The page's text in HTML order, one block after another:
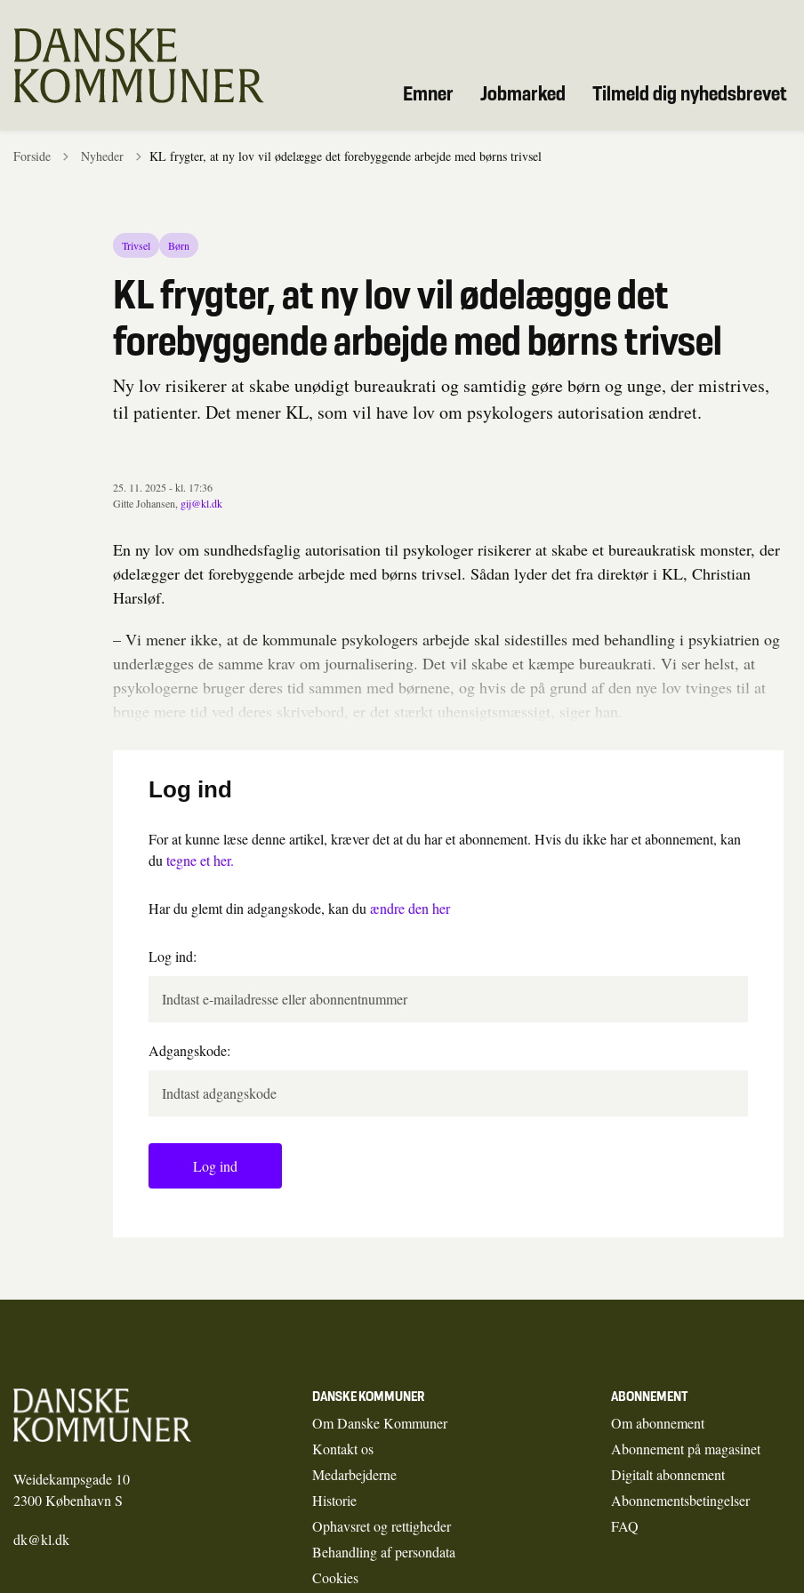
Emner Jobmarked Tilmeld dig nyhedsbrevet
Forside Tilbage til
Nyheder KL frygter, at ny lov vil ødelægge det forebyggende arbejde med børns trivsel
Trivsel Børn
KL frygter, at ny lov vil ødelægge det
forebyggende arbejde med børns trivsel
Ny lov risikerer at skabe unødigt bureaukrati og samtidig gøre børn og unge, der mistrives,
til patienter. Det mener KL, som vil have lov om psykologers autorisation ændret.
25. 11. 2025 - kl. 17:36
Gitte Johansen, gij@kl.dk
En ny lov om sundhedsfaglig autorisation til psykologer risikerer at skabe et bureaukratisk monster, der
ødelægger det forebyggende arbejde med børns trivsel. Sådan lyder det fra direktør i KL, Christian
Harsløf.
– Vi mener ikke, at de kommunale psykologers arbejde skal sidestilles med behandling i psykiatrien og
underlægges de samme krav om journalisering. Det vil skabe et kæmpe bureaukrati. Vi ser helst, at
psykologerne bruger deres tid sammen med børnene, og hvis de på grund af den nye lov tvinges til at
bruge mere tid ved deres skrivebord, er det stærkt uhensigtsmæssigt, siger han.
Log ind
For at kunne læse denne artikel, kræver det at du har et abonnement. Hvis du ikke har et abonnement, kan
du tegne et her.
Har du glemt din adgangskode, kan du ændre den her
Log ind:
Adgangskode:
Log ind
Weidekampsgade 10
2300 København S
dk@kl.dk
DANSKE KOMMUNER
Om Danske Kommuner
Kontakt os
Medarbejderne
Historie
Ophavsret og rettigheder
Behandling af persondata
Cookies
ABONNEMENT
Om abonnement
Abonnement på magasinet
Digitalt abonnement
Abonnementsbetingelser
FAQ